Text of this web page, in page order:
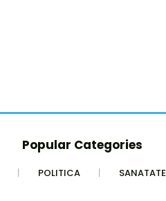
Popular Categories
POLITICA SANATATE